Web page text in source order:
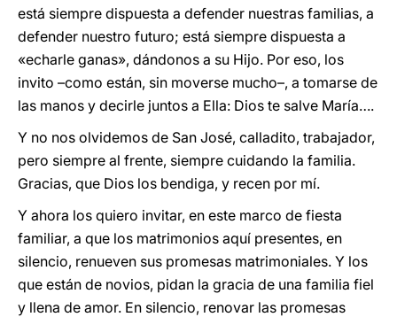
está siempre dispuesta a defender nuestras familias, a
defender nuestro futuro; está siempre dispuesta a
«echarle ganas», dándonos a su Hijo. Por eso, los
invito –como están, sin moverse mucho–, a tomarse de
las manos y decirle juntos a Ella: Dios te salve María….
Y no nos olvidemos de San José, calladito, trabajador,
pero siempre al frente, siempre cuidando la familia.
Gracias, que Dios los bendiga, y recen por mí.
Y ahora los quiero invitar, en este marco de fiesta
familiar, a que los matrimonios aquí presentes, en
silencio, renueven sus promesas matrimoniales. Y los
que están de novios, pidan la gracia de una familia fiel
y llena de amor. En silencio, renovar las promesas